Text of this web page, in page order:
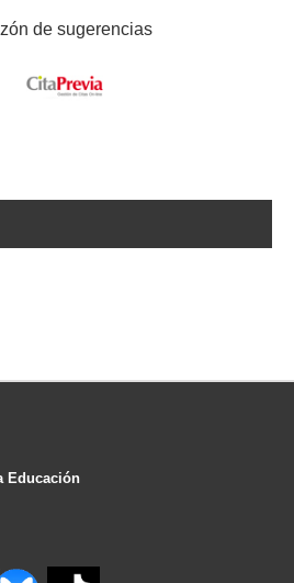
de sugerencias
Educación